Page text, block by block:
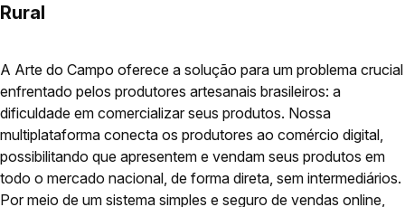
Rural
A Arte do Campo oferece a solução para um problema crucial
enfrentado pelos produtores artesanais brasileiros: a
dificuldade em comercializar seus produtos. Nossa
multiplataforma conecta os produtores ao comércio digital,
possibilitando que apresentem e vendam seus produtos em
todo o mercado nacional, de forma direta, sem intermediários.
Por meio de um sistema simples e seguro de vendas online,